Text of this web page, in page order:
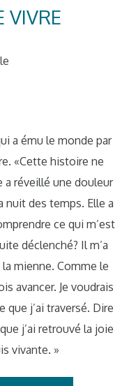
VIVRE
a ému le monde par
«Cette histoire ne
a réveillé une douleur
des temps. Elle a
ce qui m’est
déclenché? Il m’a
mienne. Comme le
avancer. Je voudrais
j’ai traversé. Dire
j’ai retrouvé la joie
vivante. »